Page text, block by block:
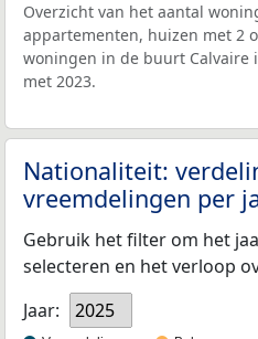
Overzicht van het aantal
appartementen, huizen met 2
woningen in de buurt Calvaire
met 2023.
Nationaliteit:
vreemdelingen per
Gebruik het filter om het
selecteren en het verloop
Jaar:
2025